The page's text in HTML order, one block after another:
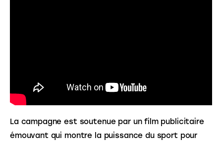
La campagne est soutenue par un film publicitaire
émouvant qui montre la puissance du sport pour